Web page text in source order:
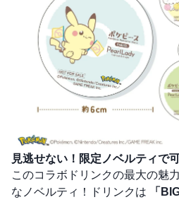
見逃せない！限定ノベルティで
このコラボドリンクの最大の魅
なノベルティ！ドリンクは
「